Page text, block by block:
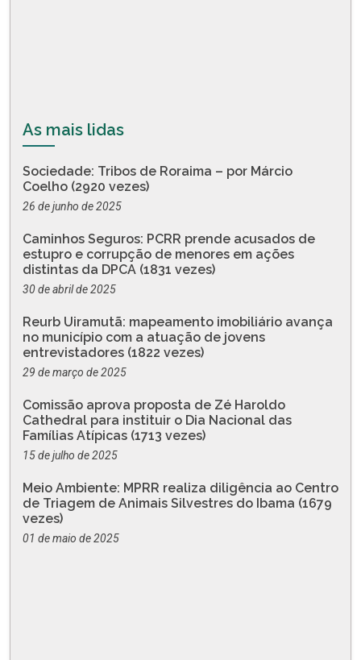
As mais lidas
Sociedade: Tribos de Roraima – por Márcio
Coelho (2920 vezes)
26 de junho de 2025
Caminhos Seguros: PCRR prende acusados de
estupro e corrupção de menores em ações
distintas da DPCA (1831 vezes)
30 de abril de 2025
Reurb Uiramutã: mapeamento imobiliário avança
no município com a atuação de jovens
entrevistadores (1822 vezes)
29 de março de 2025
Comissão aprova proposta de Zé Haroldo
Cathedral para instituir o Dia Nacional das
Famílias Atípicas (1713 vezes)
15 de julho de 2025
Meio Ambiente: MPRR realiza diligência ao Centro
de Triagem de Animais Silvestres do Ibama (1679
vezes)
01 de maio de 2025